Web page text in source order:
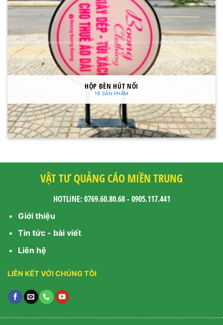
HỘP ĐÈN HÚT NỔI
19 SẢN PHẨM
VẬT TƯ QUẢNG CÁO MIỀN TRUNG
HOTLINE: 0769.60.80.68 - 0905.117.441
Giới thiệu
Tin tức - bài viết
Liên hệ
LIÊN KẾT VỚI CHÚNG TÔI